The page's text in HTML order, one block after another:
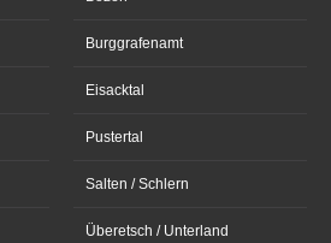
Burggrafenamt
Eisacktal
Pustertal
Salten / Schlern
Überetsch / Unterland